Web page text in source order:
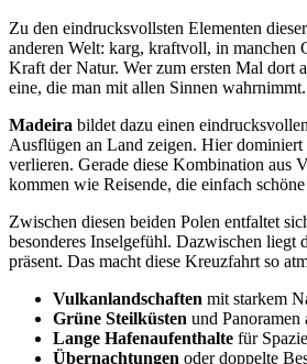
Zu den eindrucksvollsten Elementen
anderen Welt: karg, kraftvoll, in manchen
Kraft der Natur. Wer zum ersten Mal dort
eine, die man mit allen Sinnen wahrnimmt.
Madeira bildet dazu einen
Ausflügen an Land zeigen. Hier
verlieren. Gerade diese Kombination aus
kommen wie Reisende, die einfach
Zwischen diesen beiden Polen entfaltet
besonderes Inselgefühl. Dazwischen liegt
präsent. Das macht diese Kreuzfahrt so
Vulkanlandschaften mit starkem
Grüne Steilküsten und Panoramen
Lange Hafenaufenthalte für
Übernachtungen oder doppelte